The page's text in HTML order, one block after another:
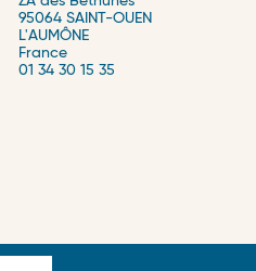
95064 SAINT-OUEN
L'AUMÔNE
France
01 34 30 15 35